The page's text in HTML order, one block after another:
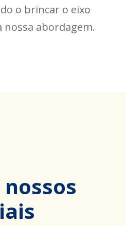
o brincar o eixo
abordagem.